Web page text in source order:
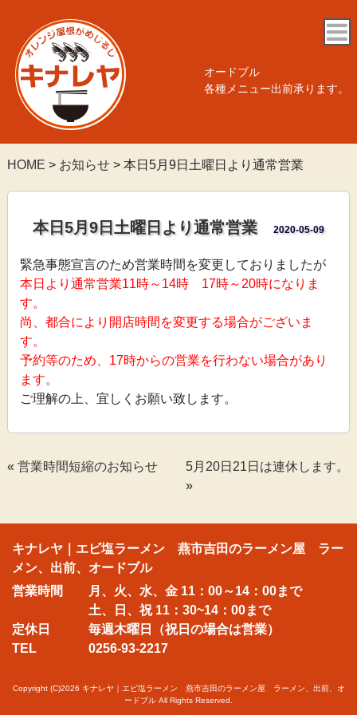
オードブル
各種メニュー出前承ります。
HOME > お知らせ> 本日5月9日土曜日より通常営業
本日5月9日土曜日より通常営業 2020-05-09
緊急事態宣言のため営業時間を変更しておりましたが
本日より通常営業11時～14時 17時～20時になりま
す。
尚、都合により開店時間を変更する場合がございま
す。
予約等のため、17時からの営業を行わない場合があり
ます。
ご理解の上、宜しくお願い致します。
« 営業時間短縮のお知らせ
5月20日21日は連休します。
»
キナレヤ｜エビ塩ラーメン 燕市吉田のラーメン屋 ラー
メン、出前、オードブル
営業時間
月、火、水、金 11：00～14：00まで
土、日、祝 11：30~14：00まで
定休日
毎週木曜日（祝日の場合は営業）
TEL
0256-93-2217
Copyright (C)2026 キナレヤ｜エビ塩ラーメン 燕市吉田のラーメン屋 ラーメン、出前、オ
ードブル All Rights Reserved.